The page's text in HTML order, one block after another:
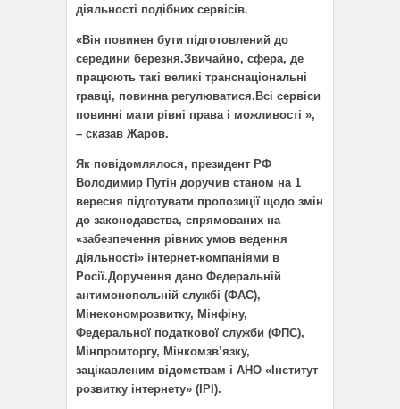
діяльності подібних сервісів.
«Він повинен бути підготовлений до
середини березня.Звичайно, сфера, де
працюють такі великі транснаціональні
гравці, повинна регулюватися.Всі сервіси
повинні мати рівні права і можливості »,
– сказав Жаров.
Як повідомлялося, президент РФ
Володимир Путін доручив станом на 1
вересня підготувати пропозиції щодо змін
до законодавства, спрямованих на
«забезпечення рівних умов ведення
діяльності» інтернет-компаніями в
Росії.Доручення дано Федеральній
антимонопольній службі (ФАС),
Мінекономрозвитку, Мінфіну,
Федеральної податкової служби (ФПС),
Мінпромторгу, Мінкомзв’язку,
зацікавленим відомствам і АНО «Інститут
розвитку інтернету» (ІРІ).